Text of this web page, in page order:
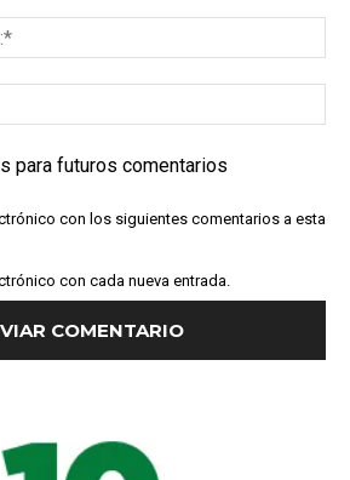
para futuros comentarios
con los siguientes comentarios a esta
con cada nueva entrada.